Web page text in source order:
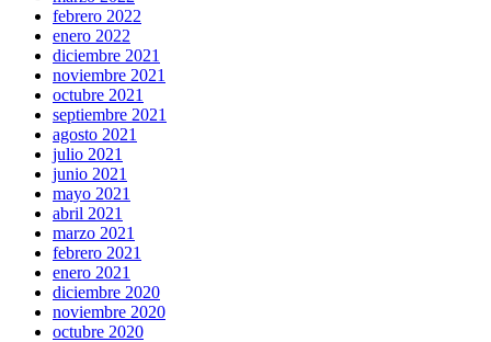
febrero 2022
enero 2022
diciembre 2021
noviembre 2021
octubre 2021
septiembre 2021
agosto 2021
julio 2021
junio 2021
mayo 2021
abril 2021
marzo 2021
febrero 2021
enero 2021
diciembre 2020
noviembre 2020
octubre 2020